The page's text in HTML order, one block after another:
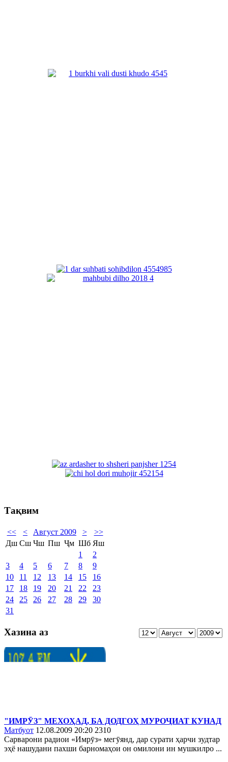
Тақвим
<< < Август 2009 >
>>
Дш Сш Чш Пш Ҷм Шб Яш
1
2
3
4 5 6 7 8
9
10
11 12 13 14 15
16
17
18 19 20 21 22
23
24
25 26 27 28 29
30
31
Хазина аз
"ИМРӮЗ" МЕХОҲАД, БА ДОДГОҲ МУРОҶИАТ КУНАД
Матбуот 12.08.2009 20:20 2310
Сарварони радиои «Имрӯз» мегӯянд, дар сурати ҳарчи зудтар
эҳё нашудани пахши барномаҳои он омилони ин мушкилро ...